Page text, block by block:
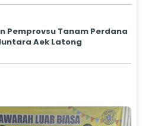
Pemprovsu Tanam Perdana
Aek Latong